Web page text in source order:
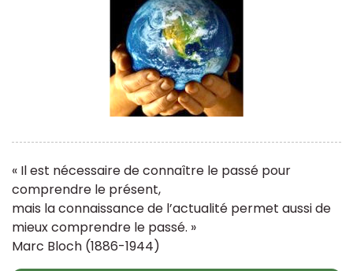
« Il est nécessaire de connaître le passé pour
comprendre le présent,
mais la connaissance de l’actualité permet aussi de
mieux comprendre le passé. »
Marc Bloch (1886-1944)